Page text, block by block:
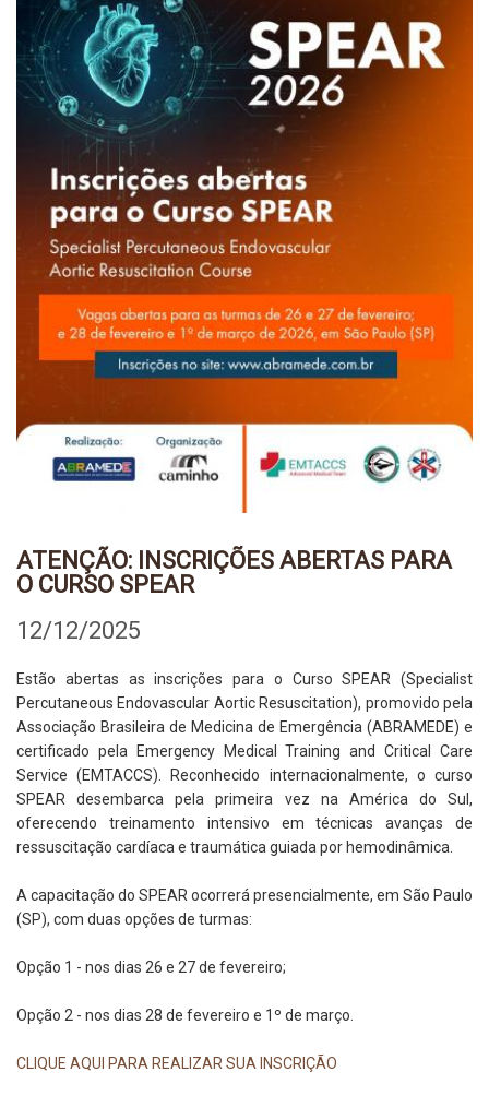
ATENÇÃO: INSCRIÇÕES ABERTAS PARA
O CURSO SPEAR
12/12/2025
Estão abertas as inscrições para o Curso SPEAR (Specialist
Percutaneous Endovascular Aortic Resuscitation), promovido pela
Associação Brasileira de Medicina de Emergência (ABRAMEDE) e
certificado pela
Emergency Medical Training and Critical Care
Service (EMTACCS). Reconhecido internacionalmente, o curso
SPEAR desembarca pela primeira vez na América do Sul,
oferecendo treinamento intensivo em técnicas avanças de
ressuscitação cardíaca e traumática guiada por hemodinâmica.
A capacitação do SPEAR ocorrerá presencialmente, em São Paulo
(SP), com duas opções de turmas:
Opção 1 - nos dias 26 e 27 de fevereiro;
Opção 2 - nos dias 28 de fevereiro e 1º de março.
CLIQUE AQUI PARA REALIZAR SUA INSCRIÇÃO